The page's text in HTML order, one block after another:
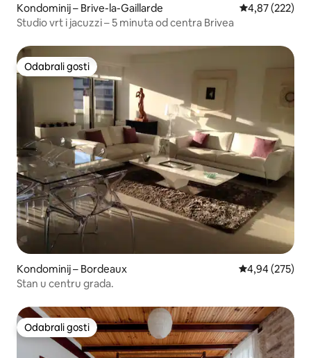
Kondominij – Brive-la-Gaillarde Prosječna
4,87 (222)
Studio vrt i jacuzzi – 5 minuta od centra Brivea
Odabrali gosti
Odabrali gosti
Kondominij – Bordeaux Prosječna
4,94 (275)
Stan u centru grada.
Odabrali gosti
Odabrali gosti